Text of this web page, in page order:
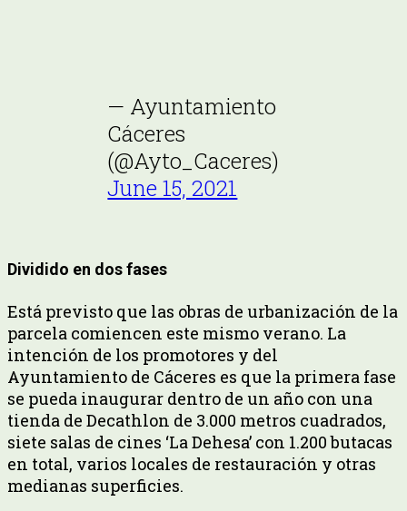
— Ayuntamiento
Cáceres
(@Ayto_Caceres)
June 15, 2021
Dividido en dos fases
Está previsto que las obras de urbanización de la
parcela comiencen este mismo verano. La
intención de los promotores y del
Ayuntamiento de Cáceres es que la primera fase
se pueda inaugurar dentro de un año con una
tienda de Decathlon de 3.000 metros cuadrados,
siete salas de cines ‘La Dehesa’ con 1.200 butacas
en total, varios locales de restauración y otras
medianas superficies.